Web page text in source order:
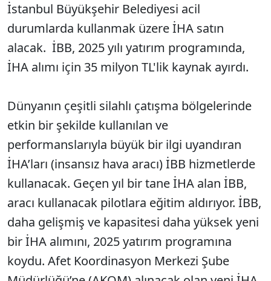
İstanbul Büyükşehir Belediyesi acil
durumlarda kullanmak üzere İHA satın
alacak. İBB, 2025 yılı yatırım programında,
İHA alımı için 35 milyon TL'lik kaynak ayırdı.
Dünyanın çeşitli silahlı çatışma bölgelerinde
etkin bir şekilde kullanılan ve
performanslarıyla büyük bir ilgi uyandıran
İHA’ları (insansız hava aracı) İBB hizmetlerde
kullanacak. Geçen yıl bir tane İHA alan İBB,
aracı kullanacak pilotlara eğitim aldırıyor. İBB,
daha gelişmiş ve kapasitesi daha yüksek yeni
bir İHA alımını, 2025 yatırım programına
koydu. Afet Koordinasyon Merkezi Şube